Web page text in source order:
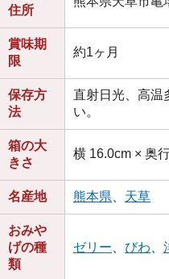
住所
賞味期
限
約1ヶ月
保存方
法
直射日光、高温
い。
箱の大
きさ
横 16.0cm × 奥
名産地 熊本県 天草
おみや
げの種
類
ゼリー びわ